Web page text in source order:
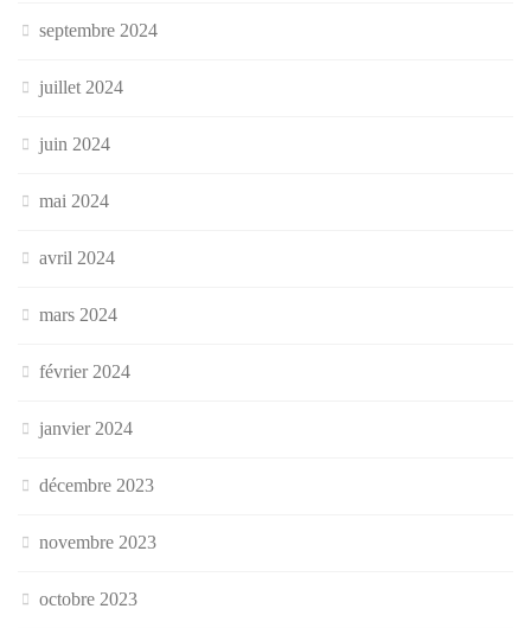
septembre 2024
juillet 2024
juin 2024
mai 2024
avril 2024
mars 2024
février 2024
janvier 2024
décembre 2023
novembre 2023
octobre 2023